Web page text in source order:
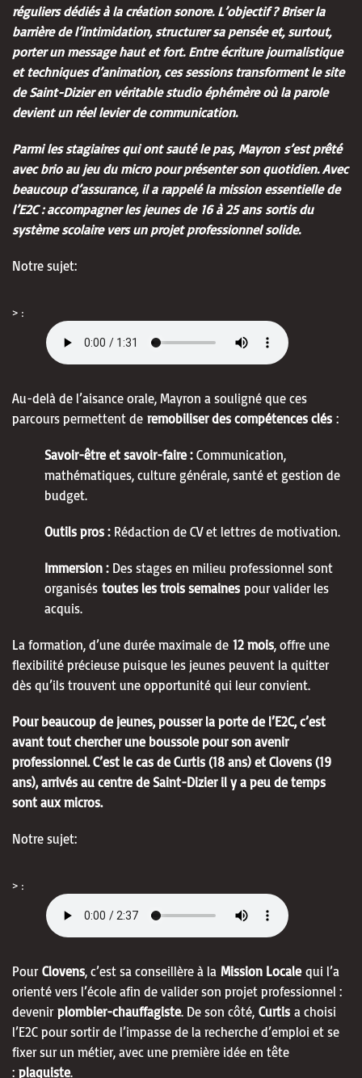
réguliers dédiés à la création sonore. L’objectif ? Briser la
barrière de l’intimidation, structurer sa pensée et, surtout,
porter un message haut et fort. Entre écriture journalistique
et techniques d’animation, ces sessions transforment le site
de Saint-Dizier en véritable studio éphémère où la parole
devient un réel levier de communication.
Parmi les stagiaires qui ont sauté le pas, Mayrons’est prêté
avec brio au jeu du micro pour présenter son quotidien. Avec
beaucoup d’assurance, il a rappelé la mission essentielle de
l’E2C : accompagner les jeunes de 16 à 25 anssortis du
système scolaire vers un projet professionnel solide.
Notre sujet:
> :
Au-delà de l’aisance orale, Mayron a souligné que ces
parcours permettent de remobiliser des compétences clés :
Savoir-être et savoir-faire : Communication,
mathématiques, culture générale, santé et gestion de
budget.
Outils pros : Rédaction de CV et lettres de motivation.
Immersion : Des stages en milieu professionnel sont
organisés toutes les trois semaines pour valider les
acquis.
La formation, d’une durée maximale de 12 mois, offre une
flexibilité précieuse puisque les jeunes peuvent la quitter
dès qu’ils trouvent une opportunité qui leur convient.
Pour beaucoup de jeunes, pousser la porte de l’E2C, c’est
avant tout chercher une boussole pour son avenir
professionnel. C’est le cas de Curtis (18 ans) et Clovens (19
ans), arrivés au centre de Saint-Dizier il y a peu de temps
sont aux micros.
Notre sujet:
> :
Pour Clovens, c’est sa conseillère à la Mission Locale qui l’a
orienté vers l’école afin de valider son projet professionnel :
devenir plombier-chauffagiste. De son côté, Curtis a choisi
l’E2C pour sortir de l’impasse de la recherche d’emploi et se
fixer sur un métier, avec une première idée en tête
: plaquiste.